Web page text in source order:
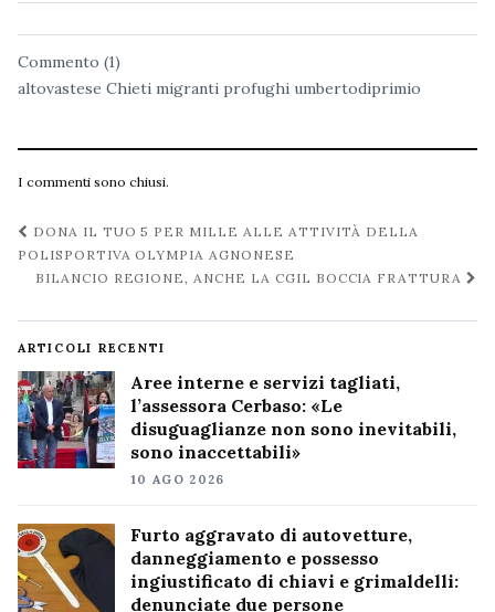
Commento (1)
altovastese Chieti migranti profughi umbertodiprimio
I commenti sono chiusi.
Navigazione
post
DONA IL TUO 5 PER MILLE ALLE ATTIVITÀ DELLA
POLISPORTIVA OLYMPIA AGNONESE
BILANCIO REGIONE, ANCHE LA CGIL BOCCIA FRATTURA
ARTICOLI RECENTI
Aree interne e servizi tagliati,
l’assessora Cerbaso: «Le
disuguaglianze non sono inevitabili,
sono inaccettabili»
10 AGO 2026
Furto aggravato di autovetture,
danneggiamento e possesso
ingiustificato di chiavi e grimaldelli:
denunciate due persone